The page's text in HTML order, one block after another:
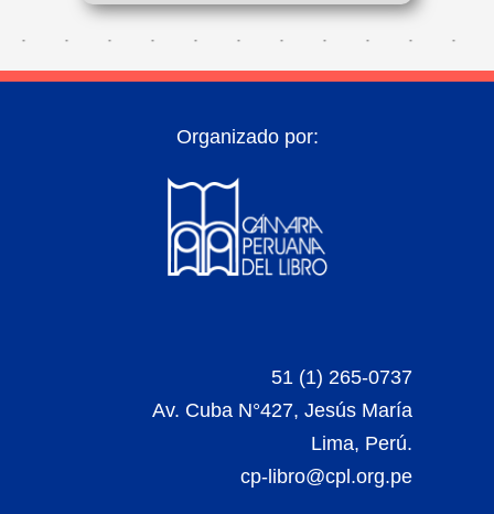
Organizado por:
51 (1) 265-0737
Av. Cuba N°427, Jesús María
Lima, Perú.
cp-libro@cpl.org.pe